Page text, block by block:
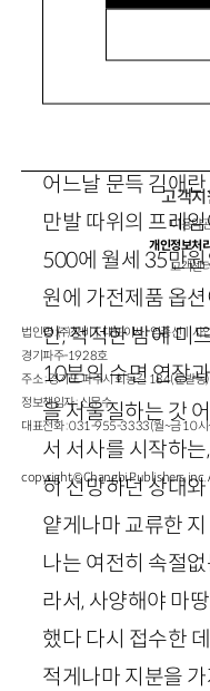
어느날 문득 김애
만발 따위의 프레
500에 월세 35만
원에 가전제품 옵
안, 적적한 밤에 미
10분의 수면 연장
을 저울질하는 갓
서 서사를 시작하
히 선망하던 상대
얕게나마 교류한
나는 여전히 속절
라서, 사양해야 마
했다 다시 접수한
적게나마 지분을
고객지
이용약
개인정보처
고객센
법인명 : ㈜창비ㅣ대표이사 : 염종선ㅣ
경기파주-1928호
주소 : 경기도 파주시 회동길 184(문발
정보책임자 : 신문수
대표전화 : 031-955-3333(월~금 10
copyright © Changbi Publishers, inc.